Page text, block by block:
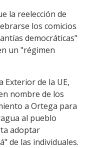
la reelección de
los comicios
democráticas"
un "régimen
Exterior de la UE,
nombre de los
a Ortega para
al pueblo
adoptar
de las individuales.